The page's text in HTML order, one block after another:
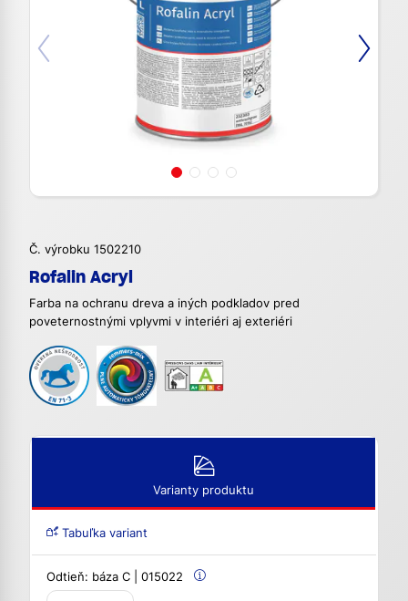
Č. výrobku 1502210
Rofalin Acryl
Farba na ochranu dreva a iných podkladov pred
poveternostnými vplyvmi v interiéri aj exteriéri
Varianty produktu
Tabuľka variant
Odtieň: báza C | 015022